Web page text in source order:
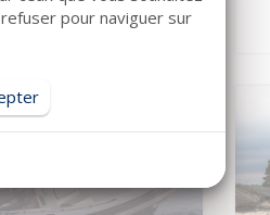
pour naviguer sur